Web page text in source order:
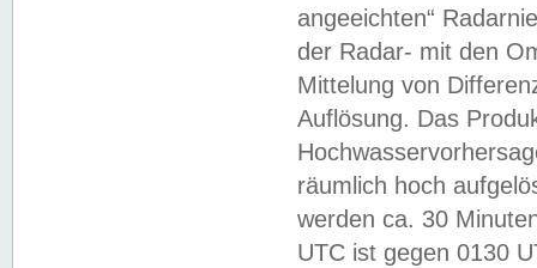
angeeichten“
der Radar- mit den
Mittelung von
Auflösung. Das
räumlich hoch
werden ca. 30
UTC ist gegen 0130